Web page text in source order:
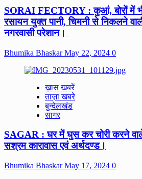
SORAI FECTORY : कुआं, बोरों में
रसायन युक्त पानी, चिमनी से निकलने
नगरवासी परेशान।
Bhumika BhaskarMay 22, 2024 0
ख़ास खबरें
ताज़ा खबरे
बुन्देलखंड
सागर
SAGAR : घर में घुस कर चोरी करने वाले
सश्रम कारावास एवं अर्थदण्ड।
Bhumika BhaskarMay 17, 2024 0